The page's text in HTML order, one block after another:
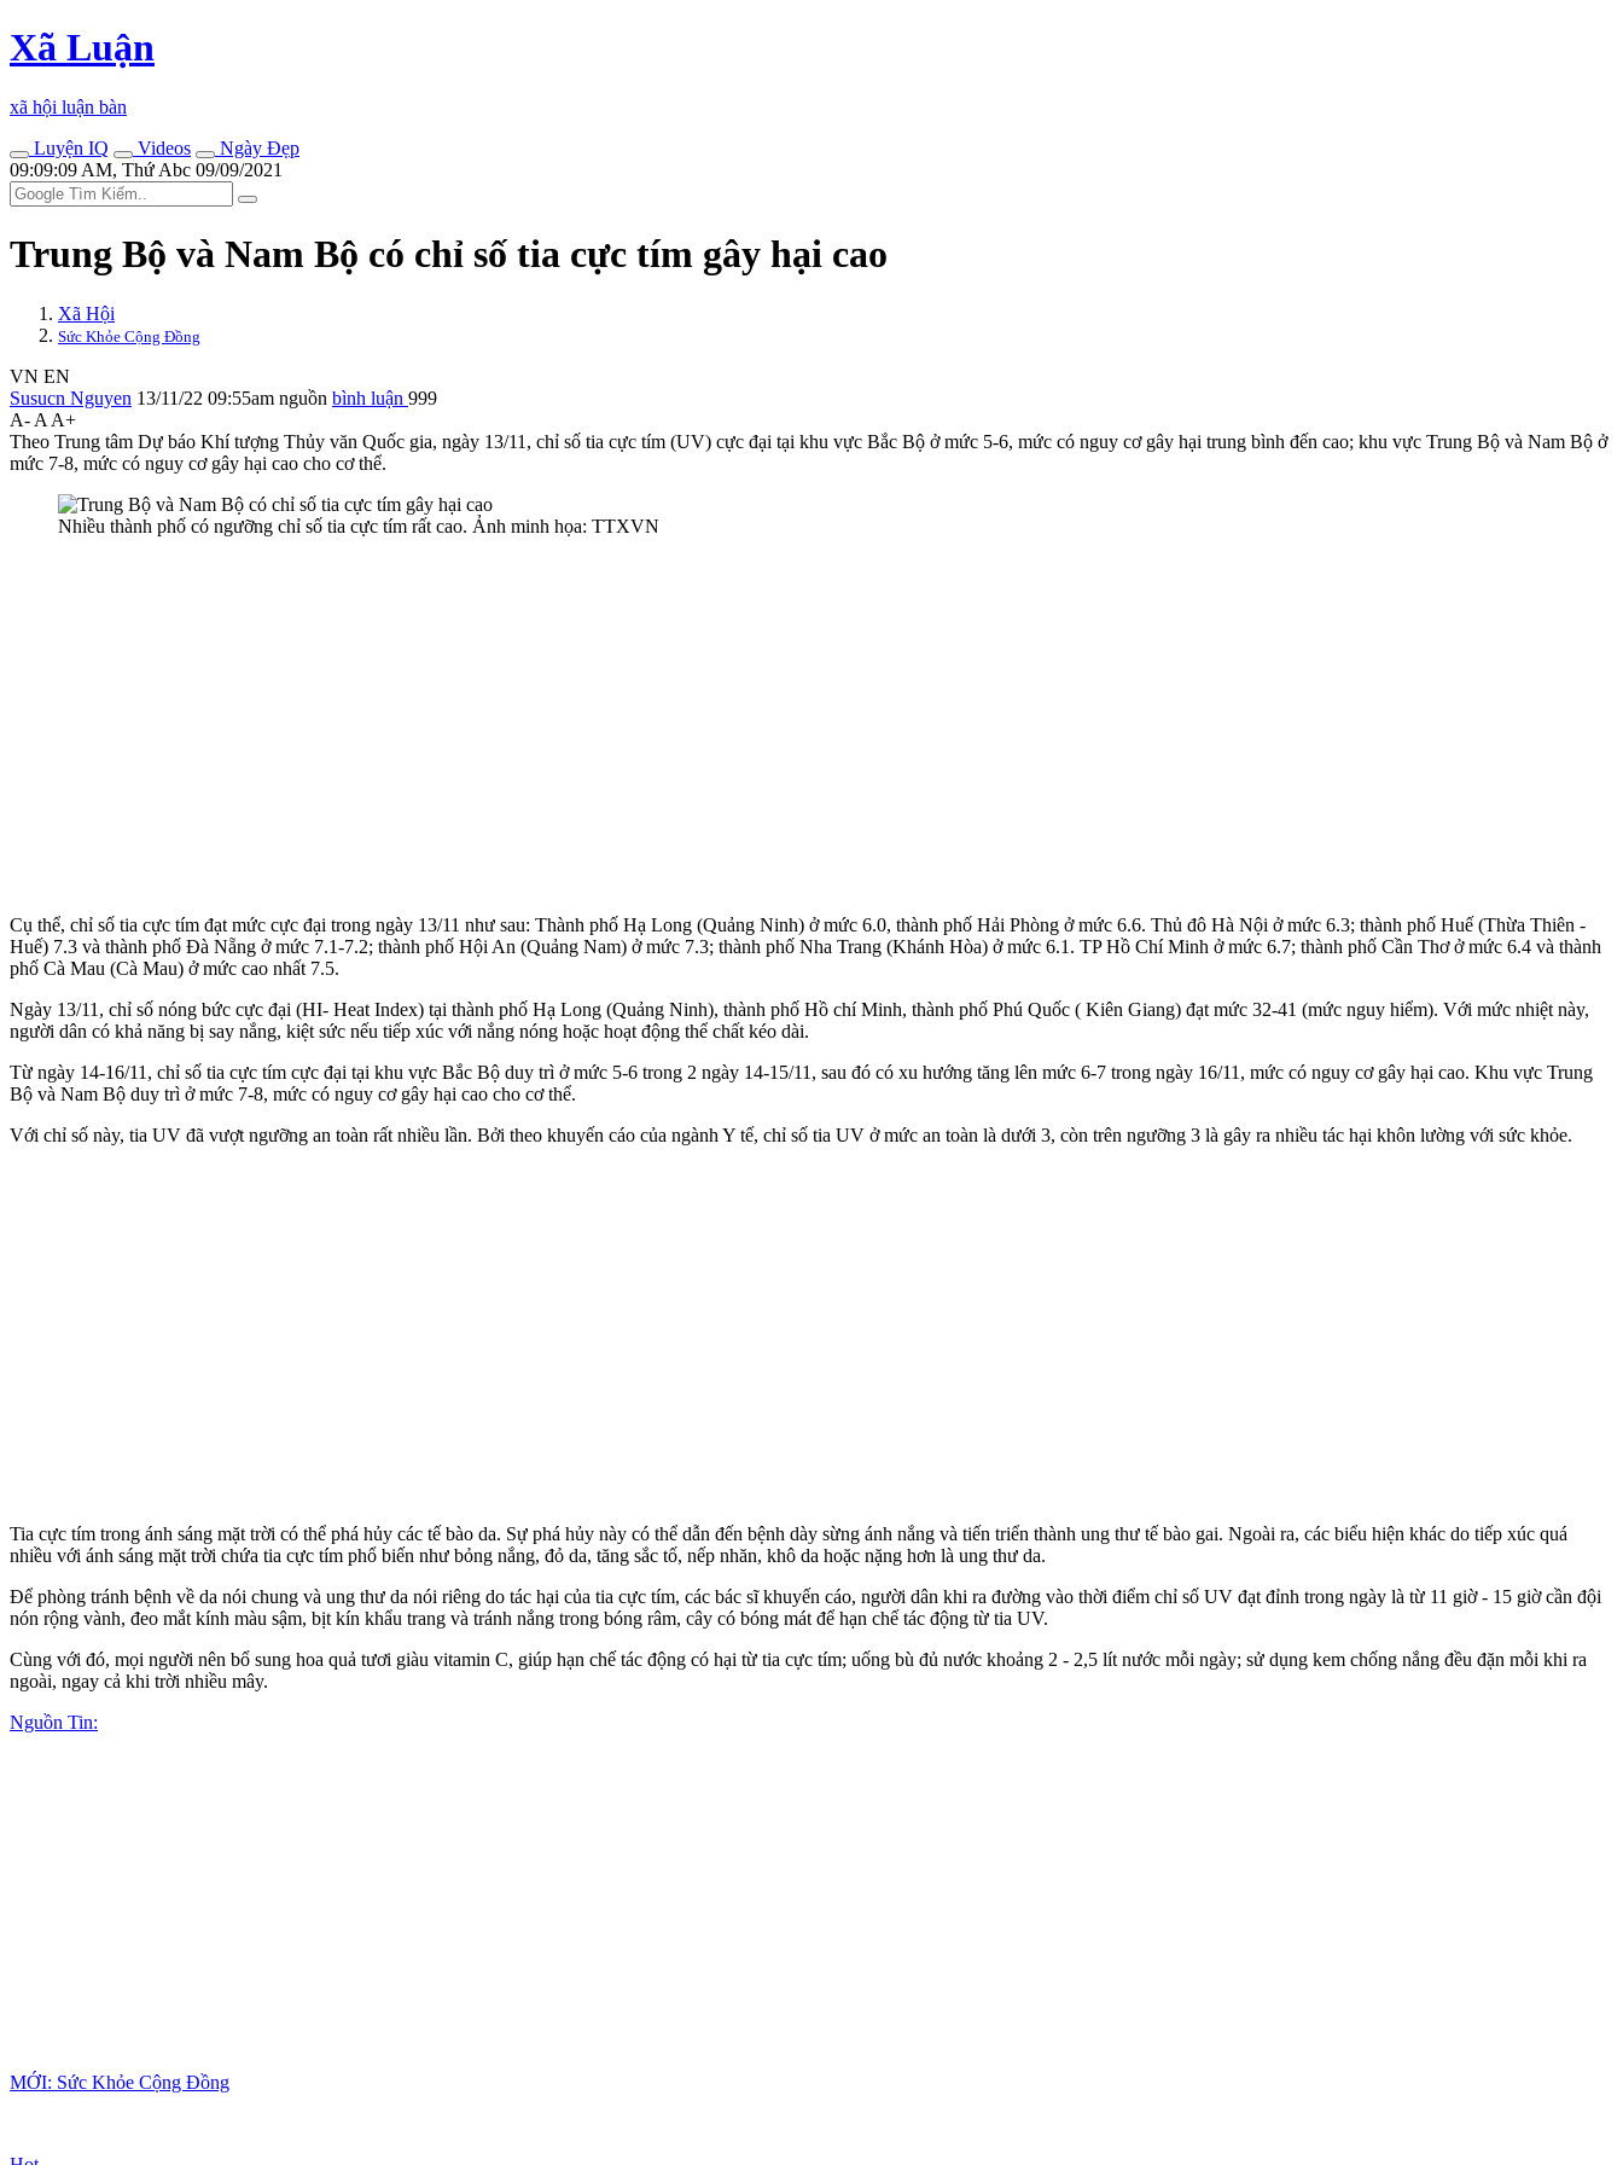
Xã Luận
xã hội luận bàn
Luyện IQ
Videos
Ngày Đẹp
09:09:09 AM, Thứ Abc 09/09/2021
Trung Bộ và Nam Bộ có chỉ số tia cực tím gây hại cao
Xã Hội
Sức Khỏe Cộng Đồng
VN EN
Susucn Nguyen 13/11/22 09:55am nguồn bình luận 999
A- A A+
Theo Trung tâm Dự báo Khí tượng Thủy văn Quốc gia, ngày 13/11, chỉ số tia cực tím (UV) cực đại tại khu vực Bắc Bộ ở mức 5-6, mức có nguy cơ gây hại trung bình đến cao; khu vực Trung Bộ và Nam Bộ ở
mức 7-8, mức có nguy cơ gây hại cao cho c‌ơ th‌ể.
Nhiều thành phố có ngưỡng chỉ số tia cực tím rất cao. Ảnh minh họa: TTXVN
Cụ thể, chỉ số tia cực tím đạt mức cực đại trong ngày 13/11 như sau: Thành phố Hạ Long (Quảng Ninh) ở mức 6.0, thành phố Hải Phòng ở mức 6.6. Thủ đô Hà Nội ở mức 6.3; thành phố Huế (Thừa Thiên -
Huế) 7.3 và thành phố Đà Nẵng ở mức 7.1-7.2; thành phố Hội An (Quảng Nam) ở mức 7.3; thành phố Nha Trang (Khánh Hòa) ở mức 6.1. TP Hồ Chí Minh ở mức 6.7; thành phố Cần Thơ ở mức 6.4 và thành
phố Cà Mau (Cà Mau) ở mức cao nhất 7.5.
Ngày 13/11, chỉ số nóng bức cực đại (HI- Heat Index) tại thành phố Hạ Long (Quảng Ninh), thành phố Hồ chí Minh, thành phố Phú Quốc ( Kiên Giang) đạt mức 32-41 (mức nguy hiểm). Với mức nhiệt này,
người dân có khả năng bị say nắng, kiệt sức nếu tiếp xúc với nắng nóng hoặc hoạt động thể chất kéo dài.
Từ ngày 14-16/11, chỉ số tia cực tím cực đại tại khu vực Bắc Bộ duy trì ở mức 5-6 trong 2 ngày 14-15/11, sau đó có xu hướng tăng lên mức 6-7 trong ngày 16/11, mức có nguy cơ gây hại cao. Khu vực Trung
Bộ và Nam Bộ duy trì ở mức 7-8, mức có nguy cơ gây hại cao cho c‌ơ th‌ể.
Với chỉ số này, tia UV đã vượt ngưỡng an toàn rất nhiều lần. Bởi theo khuyến cáo của ngành Y tế, chỉ số tia UV ở mức an toàn là dưới 3, còn trên ngưỡng 3 là gây ra nhiều tác hại khôn lường với sức khỏe.
Tia cực tím trong ánh sáng mặt trời có thể phá hủy các tế bào da. Sự phá hủy này có thể dẫn đến bệnh dày sừng ánh nắng và tiến triển thành ung thư tế bào gai. Ngoài ra, các biểu hiện khác do tiếp xúc quá
nhiều với ánh sáng mặt trời chứa tia cực tím phổ biến như bỏng nắng, đỏ da, tăng sắc tố, nếp nhăn, khô da hoặc nặng hơn là ung thư da.
Để phòng tránh bệnh về da nói chung và ung thư da nói riêng do tác hại của tia cực tím, các bác sĩ khuyến cáo, người dân khi ra đường vào thời điểm chỉ số UV đạt đỉnh trong ngày là từ 11 giờ - 15 giờ cần đội
nón rộng vành, đeo mắt kính màu sậm, bịt kín khẩu trang và tránh nắng trong bóng râm, cây có bóng mát để hạn chế tác động từ tia UV.
Cùng với đó, mọi người nên bổ sung hoa quả tươi giàu vitamin C, giúp hạn chế tác động có hại từ tia cực tím; uống bù đủ nước khoảng 2 - 2,5 lít nước mỗi ngày; sử dụng kem chống nắng đều đặn mỗi khi ra
ngoài, ngay cả khi trời nhiều mây.
Nguồn Tin:
MỚI: Sức Khỏe Cộng Đồng